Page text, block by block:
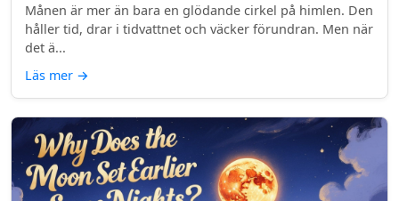
Månen är mer än bara en glödande cirkel på himlen. Den
håller tid, drar i tidvattnet och väcker förundran. Men när
det ä...
Läs mer →